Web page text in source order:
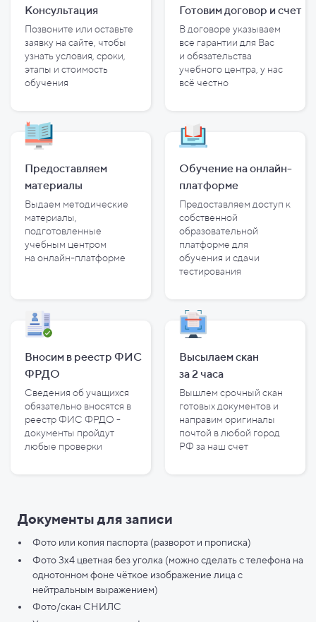
Консультация
Позвоните или оставьте
заявку на сайте, чтобы
узнать условия, сроки,
этапы и стоимость
обучения
Готовим договор и счет
В договоре указываем
все гарантии для Вас
и обязательства
учебного центра, у нас
всё честно
Предоставляем
материалы
Выдаем методические
материалы,
подготовленные
учебным центром
на онлайн-платформе
Обучение на онлайн-
платформе
Предоставляем доступ к
собственной
образовательной
платформе для
обучения и сдачи
тестирования
Вносим в реестр ФИС
ФРДО
Сведения об учащихся
обязательно вносятся в
реестр ФИС ФРДО -
документы пройдут
любые проверки
Высылаем скан
за2 часа
Вышлем срочный скан
готовых документов и
направим оригиналы
почтой в любой город
РФ за наш счет
Документы для записи
Фото или копия паспорта (разворот и прописка)
Фото 3х4 цветная без уголка (можно сделать с телефона на
однотонном фоне чёткое изображение лица с
нейтральным выражением)
Фото/скан СНИЛС